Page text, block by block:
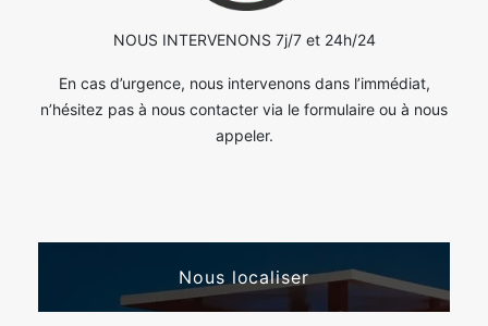
NOUS INTERVENONS 7j/7 et 24h/24
En cas d’urgence, nous intervenons dans l’immédiat,
n’hésitez pas à nous contacter via le formulaire ou à nous
appeler.
Nous localiser